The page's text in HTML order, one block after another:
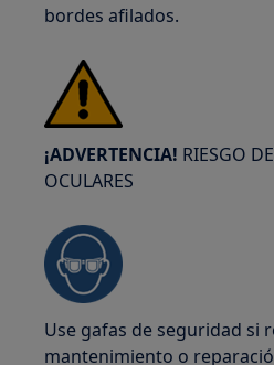
bordes afilados.
¡ADVERTENCIA! RIESGO
OCULARES
Use gafas de seguridad si
mantenimiento o